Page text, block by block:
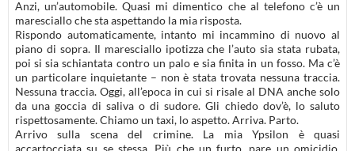
Anzi, un’automobile. Quasi mi dimentico che al telefono c’è un
maresciallo che sta aspettando la mia risposta.
Rispondo automaticamente, intanto mi incammino di nuovo al
piano di sopra. Il maresciallo ipotizza che l’auto sia stata rubata,
poi si sia schiantata contro un palo e sia finita in un fosso. Ma c’è
un particolare inquietante – non è stata trovata nessuna traccia.
Nessuna traccia. Oggi, all’epoca in cui si risale al DNA anche solo
da una goccia di saliva o di sudore. Gli chiedo dov’è, lo saluto
rispettosamente. Chiamo un taxi, lo aspetto. Arriva. Parto.
Arrivo sulla scena del crimine. La mia Ypsilon è quasi
accartocciata su se stessa. Più che un furto, pare un omicidio.